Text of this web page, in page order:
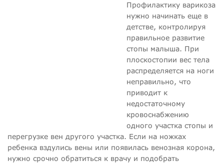
Профилактику варикоза
нужно начинать еще в
детстве, контролируя
правильное развитие
стопы малыша. При
плоскостопии вес тела
распределяется на ноги
неправильно, что
приводит к
недостаточному
кровоснабжению
одного участка стопы и
перегрузке вен другого участка. Если на ножках
ребенка вздулись вены или появилась венозная корона,
нужно срочно обратиться к врачу и подобрать